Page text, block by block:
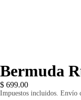
Bermuda
$ 699.00
Impuestos incluidos. Envío